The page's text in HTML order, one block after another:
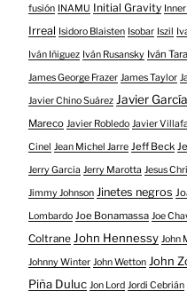
fusión INAMU Initial Gravity
Irreal Isidoro Blaisten Isobar Iszil
Iván Iñiguez Iván Rusansky Iván
James George Frazer James Taylor
Javier Chino Suárez Javier García
Mareco Javier Robledo Javier
Cinel Jean Michel Jarre Jeff Beck
Jerry Garcia Jerry Marotta Jesus
Jimmy Johnson Jinetes negros
Lombardo Joe Bonamassa Joe
Coltrane John Hennessy John
Johnny Winter John Wetton John
Piña Duluc Jon Lord Jordi Cebrián